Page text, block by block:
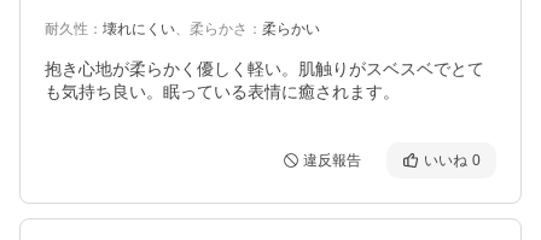
耐久性 ： 壊れにくい、 柔らかさ ： 柔らかい
抱き心地が柔らかく優しく軽い。肌触りがスベスベでとて
も気持ち良い。眠っている表情に癒されます。
違反報告 いいね 0